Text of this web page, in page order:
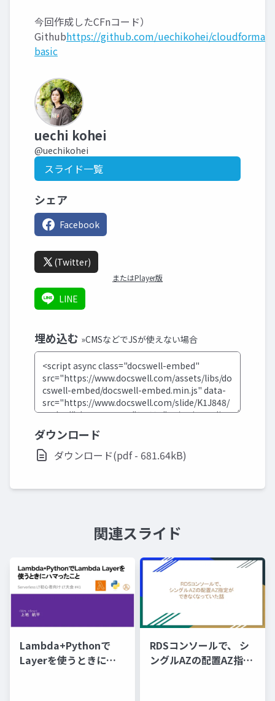
今回作成したCFnコード）
Githubhttps://github.com/uechikohei/
basic
uechi kohei
@uechikohei
スライド一覧
シェア
Facebook
(Twitter)
またはPlayer版
LINE
埋め込む »CMSなどでJSが使えない場合
ダウンロード
ダウンロード(pdf - 681.64kB)
関連スライド
Lambda+Pythonで
Layerを使うときにハ
RDSコンソールで、 シ
ングルAZの配置AZ指定